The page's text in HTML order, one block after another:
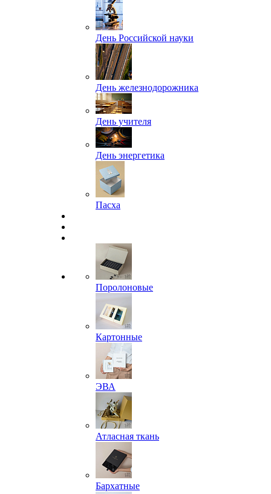
День Российской науки
День железнодорожника
День учителя
День энергетика
Пасха
Поролоновые
Картонные
ЭВА
Атласная ткань
Бархатные